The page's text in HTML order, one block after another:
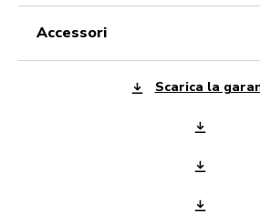
accessori
Scarica la